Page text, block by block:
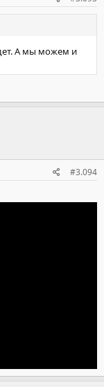
А мы можем и
#3.094